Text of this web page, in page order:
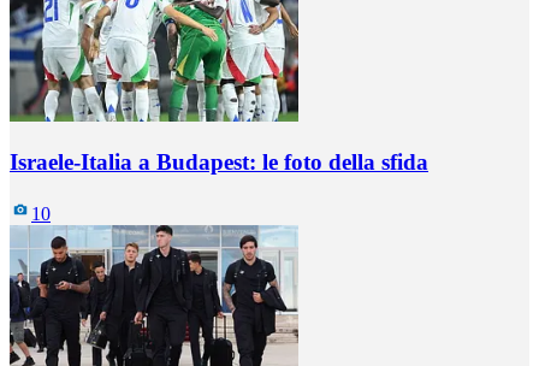
Israele-Italia a Budapest: le foto della sfida
10